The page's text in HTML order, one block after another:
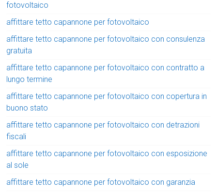
fotovoltaico
affittare tetto capannone per fotovoltaico
affittare tetto capannone per fotovoltaico con consulenza
gratuita
affittare tetto capannone per fotovoltaico con contratto a
lungo termine
affittare tetto capannone per fotovoltaico con copertura in
buono stato
affittare tetto capannone per fotovoltaico con detrazioni
fiscali
affittare tetto capannone per fotovoltaico con esposizione
al sole
affittare tetto capannone per fotovoltaico con garanzia